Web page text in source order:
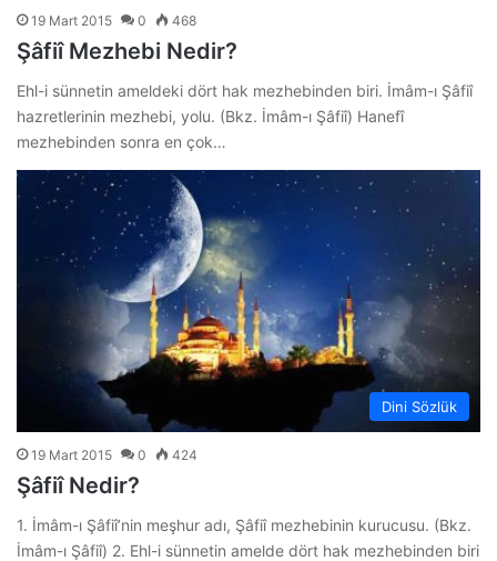
19 Mart 2015 0 468
Şâfiî Mezhebi Nedir?
Ehl-i sünnetin ameldeki dört hak mezhebinden biri. İmâm-ı Şâfiî
hazretlerinin mezhebi, yolu. (Bkz. İmâm-ı Şâfiî) Hanefî
mezhebinden sonra en çok…
Dini Sözlük
19 Mart 2015 0 424
Şâfiî Nedir?
1. İmâm-ı Şâfiî’nin meşhur adı, Şâfiî mezhebinin kurucusu. (Bkz.
İmâm-ı Şâfiî) 2. Ehl-i sünnetin amelde dört hak mezhebinden biri